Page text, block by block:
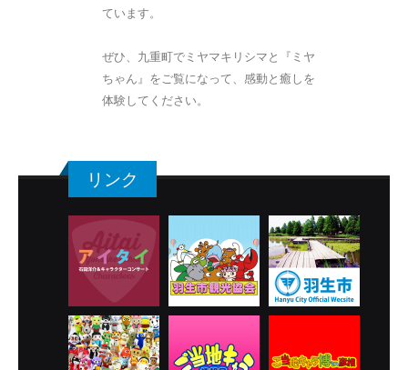
ています。
ぜひ、九重町でミヤマキリシマと『ミヤ
ちゃん』をご覧になって、感動と癒しを
体験してください。
リンク